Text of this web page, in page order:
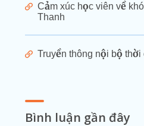
Cảm xúc học viên về
Thanh
Truyền thông nội bộ
Bình luận gần đây